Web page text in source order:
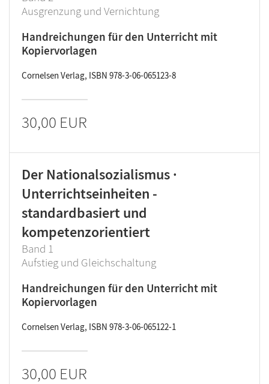
Ausgrenzung und Vernichtung
Handreichungen für den Unterricht mit
Kopiervorlagen
Cornelsen Verlag, ISBN 978-3-06-065123-8
30,00 EUR
Der Nationalsozialismus ·
Unterrichtseinheiten -
standardbasiert und
kompetenzorientiert
Band 1
Aufstieg und Gleichschaltung
Handreichungen für den Unterricht mit
Kopiervorlagen
Cornelsen Verlag, ISBN 978-3-06-065122-1
30,00 EUR